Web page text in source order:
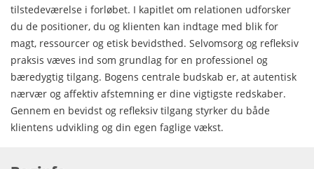
tilstedeværelse i forløbet. I kapitlet om relationen udforsker
du de positioner, du og klienten kan indtage med blik for
magt, ressourcer og etisk bevidsthed. Selvomsorg og refleksiv
praksis væves ind som grundlag for en professionel og
bæredygtig tilgang. Bogens centrale budskab er, at autentisk
nærvær og affektiv afstemning er dine vigtigste redskaber.
Gennem en bevidst og refleksiv tilgang styrker du både
klientens udvikling og din egen faglige vækst.